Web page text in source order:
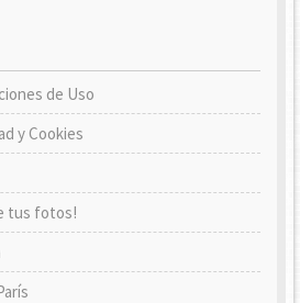
de Uso
y Cookies
tus fotos!